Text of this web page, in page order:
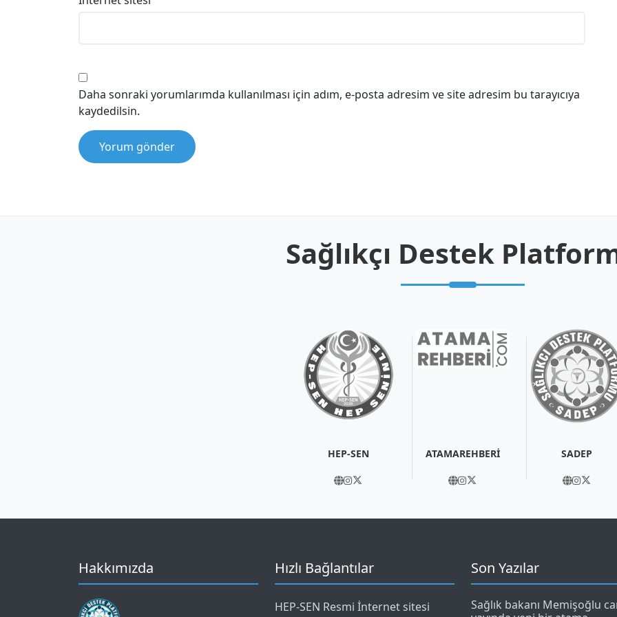
Daha sonraki yorumlarımda kullanılması için adım, e-posta adresim ve site adresim bu tarayıcıya
kaydedilsin.
Sağlıkçı Destek
HEP-SEN ATAMAREHBERİ SADEP
Hakkımızda Hızlı Bağlantılar
HEP-SEN Resmi İnternet sitesi
Son Yazılar
Sağlık bakanı Memişoğlu